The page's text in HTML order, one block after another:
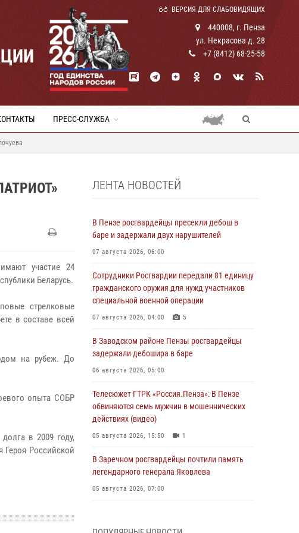
ВЕРСИЯ ДЛЯ СЛАБОВИДЯЩИХ
440008, г. Пенза
ул. Некрасова д. 28
+7 (8412) 68-25-58
ПРЕСС-СЛУЖБА
участие 24
Беларусь.
стрелковые
в составе всей
на рубеж. До
опыта СОБР
в 2009 году,
Российской
ЛЕНТА НОВОСТЕЙ
В Пензе росгвардейцы пресекли дебош в
баре и задержали двух нарушителей
07 августа 2026, 06:00
Сотрудники Росгвардии передали 81 единицу
гражданского оружия для нужд участников
специальной военной операции
07 августа 2026, 04:00 5
В Заводском районе Пензы росгвардейцы
задержали дебошира в баре
06 августа 2026, 05:00
Телесюжет ГТРК «Россия.Пенза»: В Пензе
обвиняются семь мужчин в мошеннических
действиях (видео)
05 августа 2026, 15:50 1
В Заречном росгвардейцы почтили память
легендарного генерала Яковлева
05 августа 2026, 07:00